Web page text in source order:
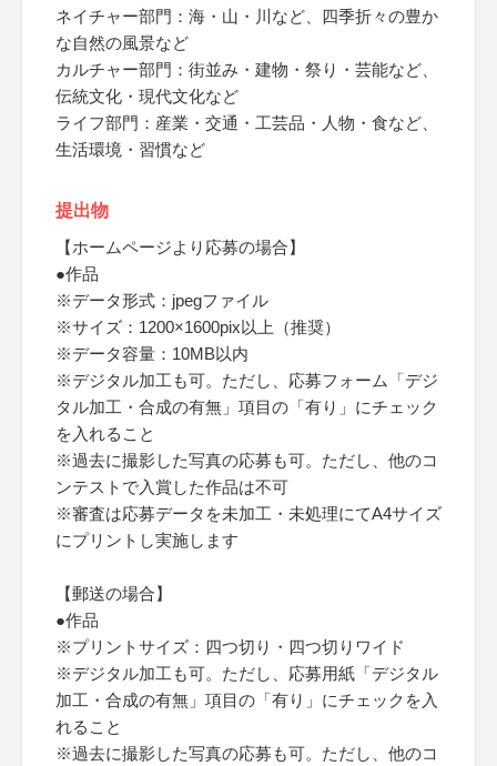
ネイチャー部門：海・山・川など、四季折々の豊か
な自然の風景など
カルチャー部門：街並み・建物・祭り・芸能など、
伝統文化・現代文化など
ライフ部門：産業・交通・工芸品・人物・食など、
生活環境・習慣など
提出物
【ホームページより応募の場合】
●作品
※データ形式：jpegファイル
※サイズ：1200×1600pix以上（推奨）
※データ容量：10MB以内
※デジタル加工も可。ただし、応募フォーム「デジ
タル加工・合成の有無」項目の「有り」にチェック
を入れること
※過去に撮影した写真の応募も可。ただし、他のコ
ンテストで入賞した作品は不可
※審査は応募データを未加工・未処理にてA4サイズ
にプリントし実施します
【郵送の場合】
●作品
※プリントサイズ：四つ切り・四つ切りワイド
※デジタル加工も可。ただし、応募用紙「デジタル
加工・合成の有無」項目の「有り」にチェックを入
れること
※過去に撮影した写真の応募も可。ただし、他のコ